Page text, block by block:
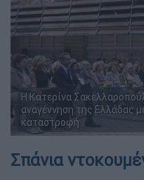
Η Κατερίνα
αναγέννηση της Ελλάδας
καταστροφή
Σπάνια